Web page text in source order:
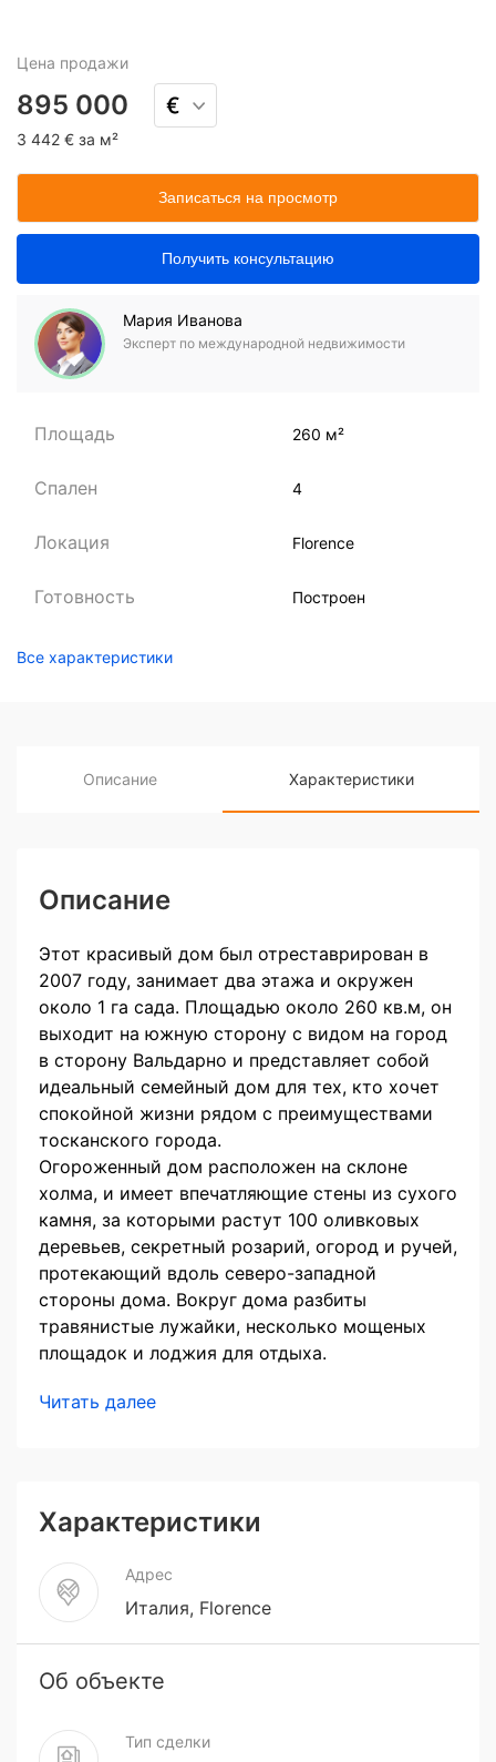
Цена продажи
895 000
3 442 € за м²
Записаться на просмотр
Получить консультацию
Мария Иванова
Эксперт по международной недвижимости
Площадь 260 м²
Спален 4
Локация Florence
Готовность Построен
Все характеристики
Описание Характеристики
Описание
Этот красивый дом был отреставрирован в
2007 году, занимает два этажа и окружен
около 1 га сада. Площадью около 260 кв.м, он
выходит на южную сторону с видом на город
в сторону Вальдарно и представляет собой
идеальный семейный дом для тех, кто хочет
спокойной жизни рядом с преимуществами
тосканского города.
Огороженный дом расположен на склоне
холма, и имеет впечатляющие стены из сухого
камня, за которыми растут 100 оливковых
деревьев, секретный розарий, огород и ручей,
протекающий вдоль северо-западной
стороны дома. Вокруг дома разбиты
травянистые лужайки, несколько мощеных
площадок и лоджия для отдыха.
Читать далее
Характеристики
Адрес
Италия, Florence
Об объекте
Тип сделки